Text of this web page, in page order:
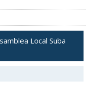
Local Suba